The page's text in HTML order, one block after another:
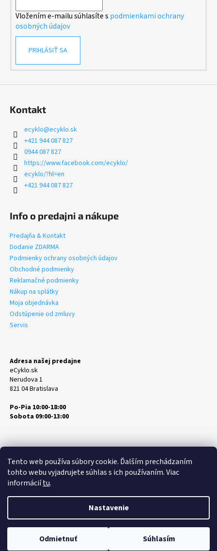
Tento web používa súbory cookie. Ďalším prechádzaním
tohto webu vyjadrujete súhlas s ich používaním. Viac
informáciítu.
Nastavenie
Odmietnuť Súhlasím
Vložením e-mailu súhlasíte s podmienkami ochrany
osobných údajov
PRIHLÁSIŤ SA
Kontakt
ecyklo@ecyklo.sk
+421 944 087 827
0944 087 827
https://www.facebook.com/ecyklo/
ecyklo/?hl=en
+421 944 087 827
Info o predajni a nákupe
Predajňa & Kontakt
Dodanie ZDARMA
Podmienky ochrany osobných údajov
Obchodné podmienky
Reklamačné podmienky
Nákup na splátky
Moja objednávka
Odstúpenie od zmluvy
Servis
Adresa našej predajne
eCyklo.sk
Nerudova 1
821 04 Bratislava
Po-Pia 10:00-18:00
Sobota 09:00-13:00
eCyklo.sk. Všetky práva vyhradené.
Predajňa a servis ebike / elektrobicyklov značiek Crussis, Lectron,